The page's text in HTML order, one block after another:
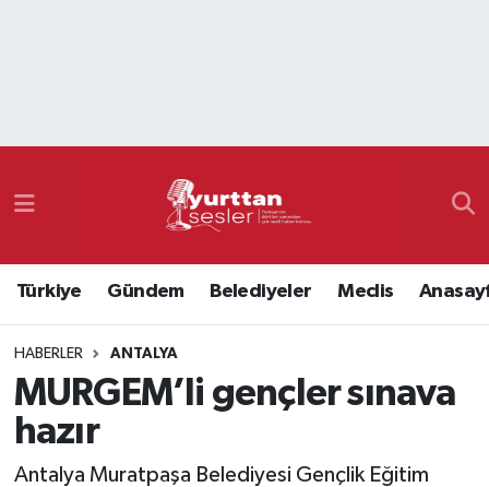
Türkiye Gündem Belediyeler Meclis
HABERLER ANTALYA
MURGEM’li gençler sınava
hazır
Antalya Muratpaşa Belediyesi Gençlik Eğitim
Namaz Vakitleri
Süper Lig Puan Durumu ve Fikstür
Tüm Manşetler
Son Dakika Haberleri
Haber Arşivi